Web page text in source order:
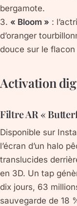
bergamote.
3. « Bloom » :
d’oranger
douce sur le
Activation
Filtre AR «
Disponible sur
l’écran d’un halo
translucides
en 3D. Un tap
dix jours, 63
sauvegarde de 18